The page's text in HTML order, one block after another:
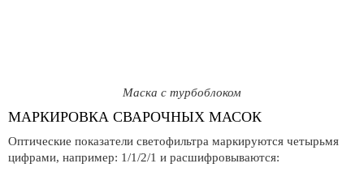
Маска с турбоблоком
МАРКИРОВКА СВАРОЧНЫХ МАСОК
Оптические показатели светофильтра маркируются четырьмя
цифрами, например: 1/1/2/1 и расшифровываются: